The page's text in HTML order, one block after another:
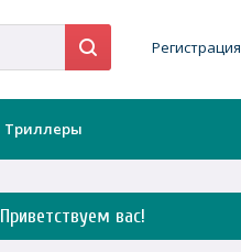
Регистрация
Триллеры
Приветствуем вас!